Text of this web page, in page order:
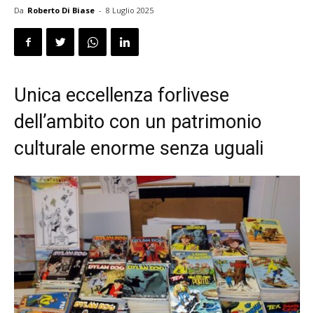
Da Roberto Di Biase - 8 Luglio 2025
Unica eccellenza forlivese
dell’ambito con un patrimonio
culturale enorme senza uguali